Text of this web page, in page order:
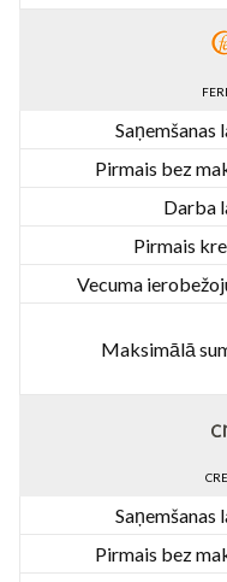
Saņemšanas
Pirmais bez
Darba
Pirmais
Vecuma
Maksimālā
Saņemšanas
Pirmais bez